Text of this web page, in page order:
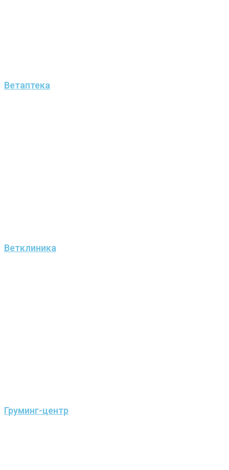
Ветаптека
Ветклиника
Груминг-центр